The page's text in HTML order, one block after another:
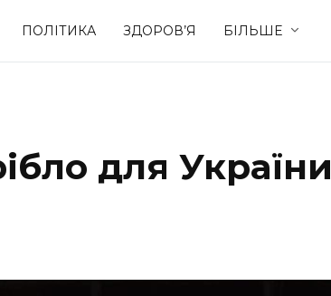
ПОЛІТИКА ЗДОРОВ’Я БІЛЬШЕ
Спорт Стиль життя
для України